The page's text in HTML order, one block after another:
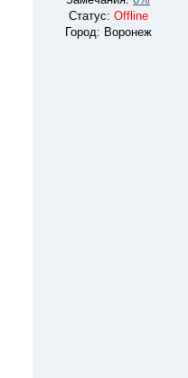
Статус: Offline
Город: Воронеж